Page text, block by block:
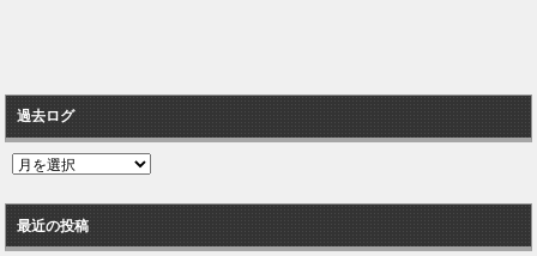
過去ログ
過
ロ
グ
最近の投稿